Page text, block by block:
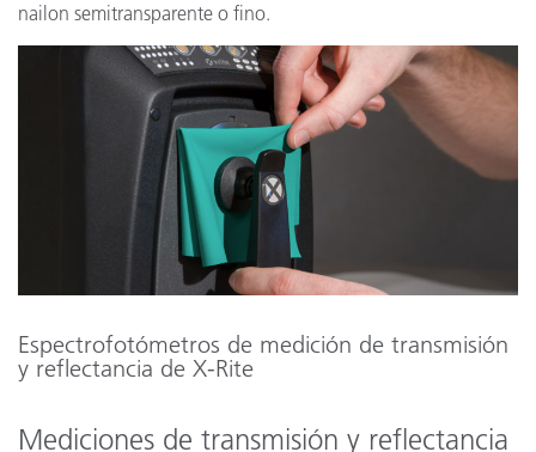
nailon semitransparente o fino.
Espectrofotómetros de medición de transmisión
y reflectancia de X-Rite
Mediciones de transmisión y reflectancia